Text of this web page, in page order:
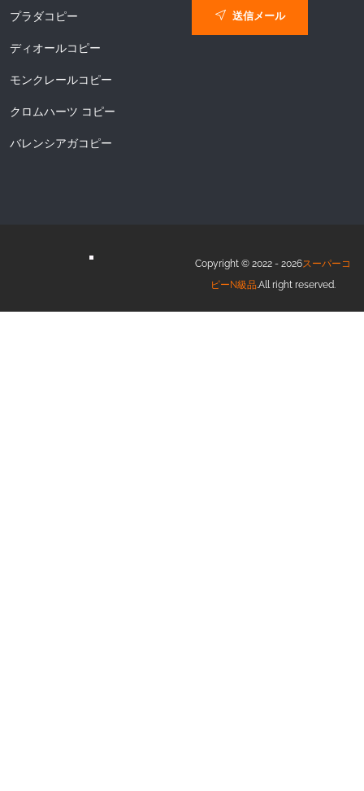
プラダコピー
ディオールコピー
モンクレールコピー
クロムハーツ コピー
バレンシアガコピー
送信メール
Copyright © 2022 - 2026スーパーコ
ピーN級品.All right reserved.